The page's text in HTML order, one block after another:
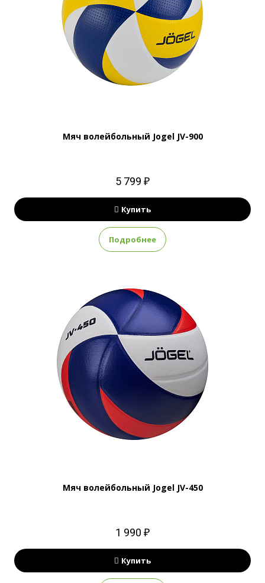
Мяч волейбольный Jogel JV-900
5 799 ₽
Купить
Подробнее
Мяч волейбольный Jogel JV-450
1 990 ₽
Купить